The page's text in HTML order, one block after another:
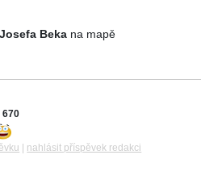
Beka na mapě
670
nahlásit příspěvek redakci